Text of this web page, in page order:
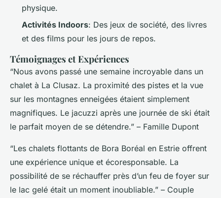
physique.
Activités Indoors: Des jeux de société, des livres
et des films pour les jours de repos.
Témoignages et Expériences
“Nous avons passé une semaine incroyable dans un
chalet à La Clusaz. La proximité des pistes et la vue
sur les montagnes enneigées étaient simplement
magnifiques. Le jacuzzi après une journée de ski était
le parfait moyen de se détendre.” – Famille Dupont
“Les chalets flottants de Bora Boréal en Estrie offrent
une expérience unique et écoresponsable. La
possibilité de se réchauffer près d’un feu de foyer sur
le lac gelé était un moment inoubliable.” – Couple